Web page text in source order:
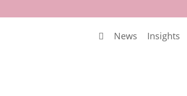
News Insights